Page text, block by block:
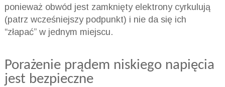
ponieważ obwód jest zamknięty elektrony cyrkulują
(patrz wcześniejszy podpunkt) i nie da się ich
“złapać” w jednym miejscu.
Porażenie prądem niskiego napięcia
jest bezpieczne